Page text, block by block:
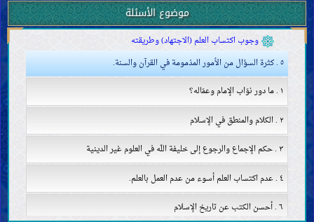
موضوع الأسئلة
العقل
العلم
وجوب اكتساب العلم (الاجتهاد) وطريقته
٥ . كثرة السؤال من الأمور المذمومة في القرآن والسنة.
١ . ما دور نوّاب الإمام وعمّاله؟
٢ . الكلام والمنطق في الإسلام
٣ . حكم الإجماع والرجوع إلى خليفة اللّه في العلوم غير الدينية
٤ . عدم اكتساب العلم أسوء من عدم العمل بالعلم.
٦ . أحسن الكتب عن تاريخ الإسلام